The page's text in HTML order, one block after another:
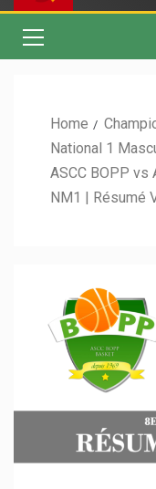
Home
National 1
ASCC BOPP vs
NM1 | Résumé